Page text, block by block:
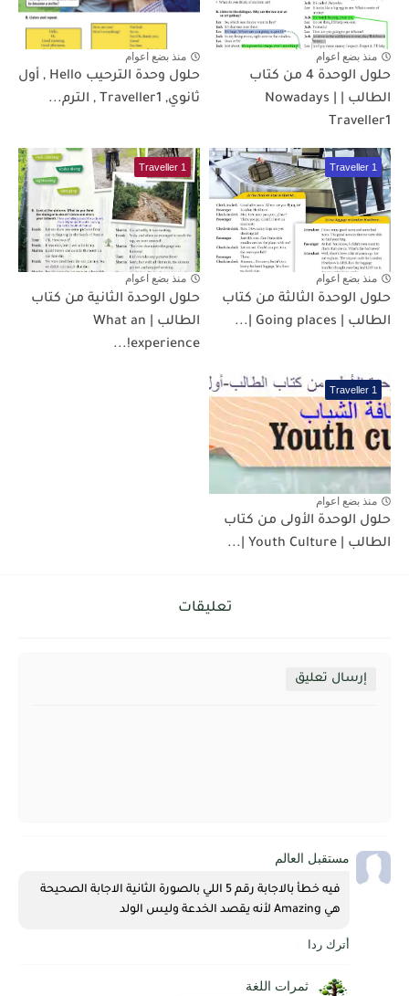
منذ بضع اعوام
حلول الوحدة 4 من كتاب
الطالب | Nowadays |
Traveller1
منذ بضع اعوام
حلول وحدة الترحيب Hello , أول
ثانوي, Traveller1 , الترم...
Traveller 1
منذ بضع اعوام
حلول الوحدة الثالثة من كتاب
الطالب | Going places |...
Traveller 1
منذ بضع اعوام
حلول الوحدة الثانية من كتاب
الطالب | What an
experience!...
Traveller 1
منذ بضع اعوام
حلول الوحدة الأولى من كتاب
الطالب | Youth Culture |...
تعليقات
إرسال تعليق
مستقبل العالم
هي Amazing لأنه يقصد الخدعة وليس الولد
أترك ردا
ثمرات اللغة